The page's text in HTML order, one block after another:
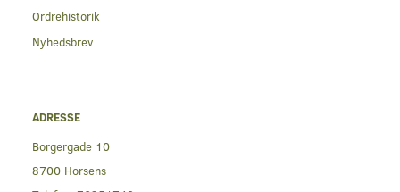
Ordrehistorik
Nyhedsbrev
ADRESSE
Borgergade 10
8700 Horsens